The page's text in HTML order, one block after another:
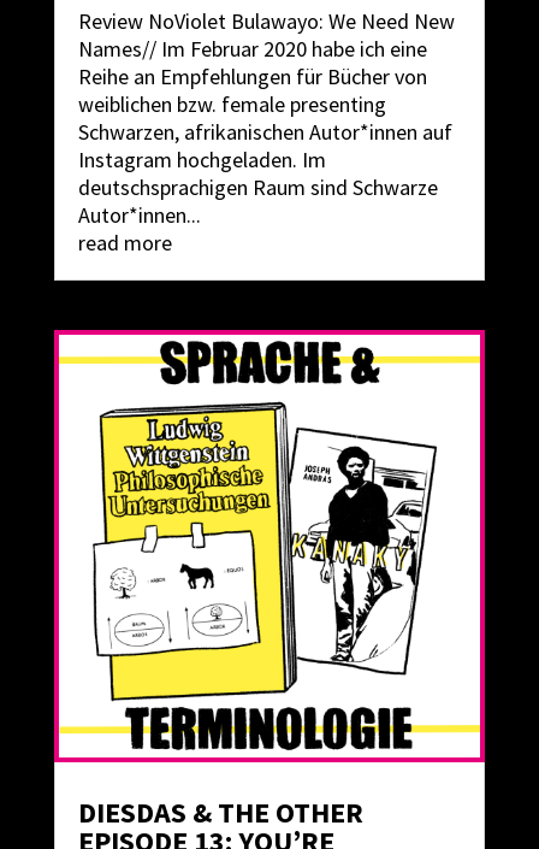
Review NoViolet Bulawayo: We Need New
Names// Im Februar 2020 habe ich eine
Reihe an Empfehlungen für Bücher von
weiblichen bzw. female presenting
Schwarzen, afrikanischen Autor*innen auf
Instagram hochgeladen. Im
deutschsprachigen Raum sind Schwarze
Autor*innen...
read more
DIESDAS & THE OTHER
EPISODE 13: YOU’RE